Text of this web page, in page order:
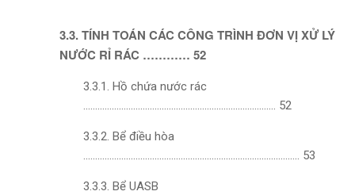
3.3. TÍNH TOÁN CÁC CÔNG TRÌNH ĐƠN VỊ XỬ LÝ
NƯỚC RỈ RÁC ………… 52
3.3.1. Hồ chứa nước rác
……………………………………………………………………… 52
3.3.2. Bể điều hòa
………………………………………………………………………………. 53
3.3.3. Bể UASB